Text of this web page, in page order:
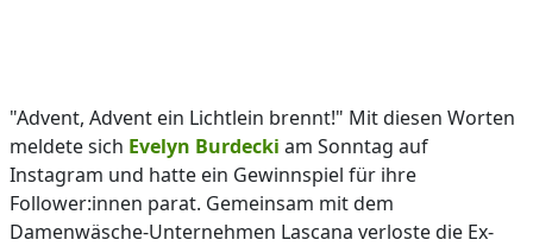
"Advent, Advent ein Lichtlein brennt!" Mit diesen Worten
meldete sich Evelyn Burdecki am Sonntag auf
Instagram und hatte ein Gewinnspiel für ihre
Follower:innen parat. Gemeinsam mit dem
Damenwäsche-Unternehmen Lascana verloste die Ex-